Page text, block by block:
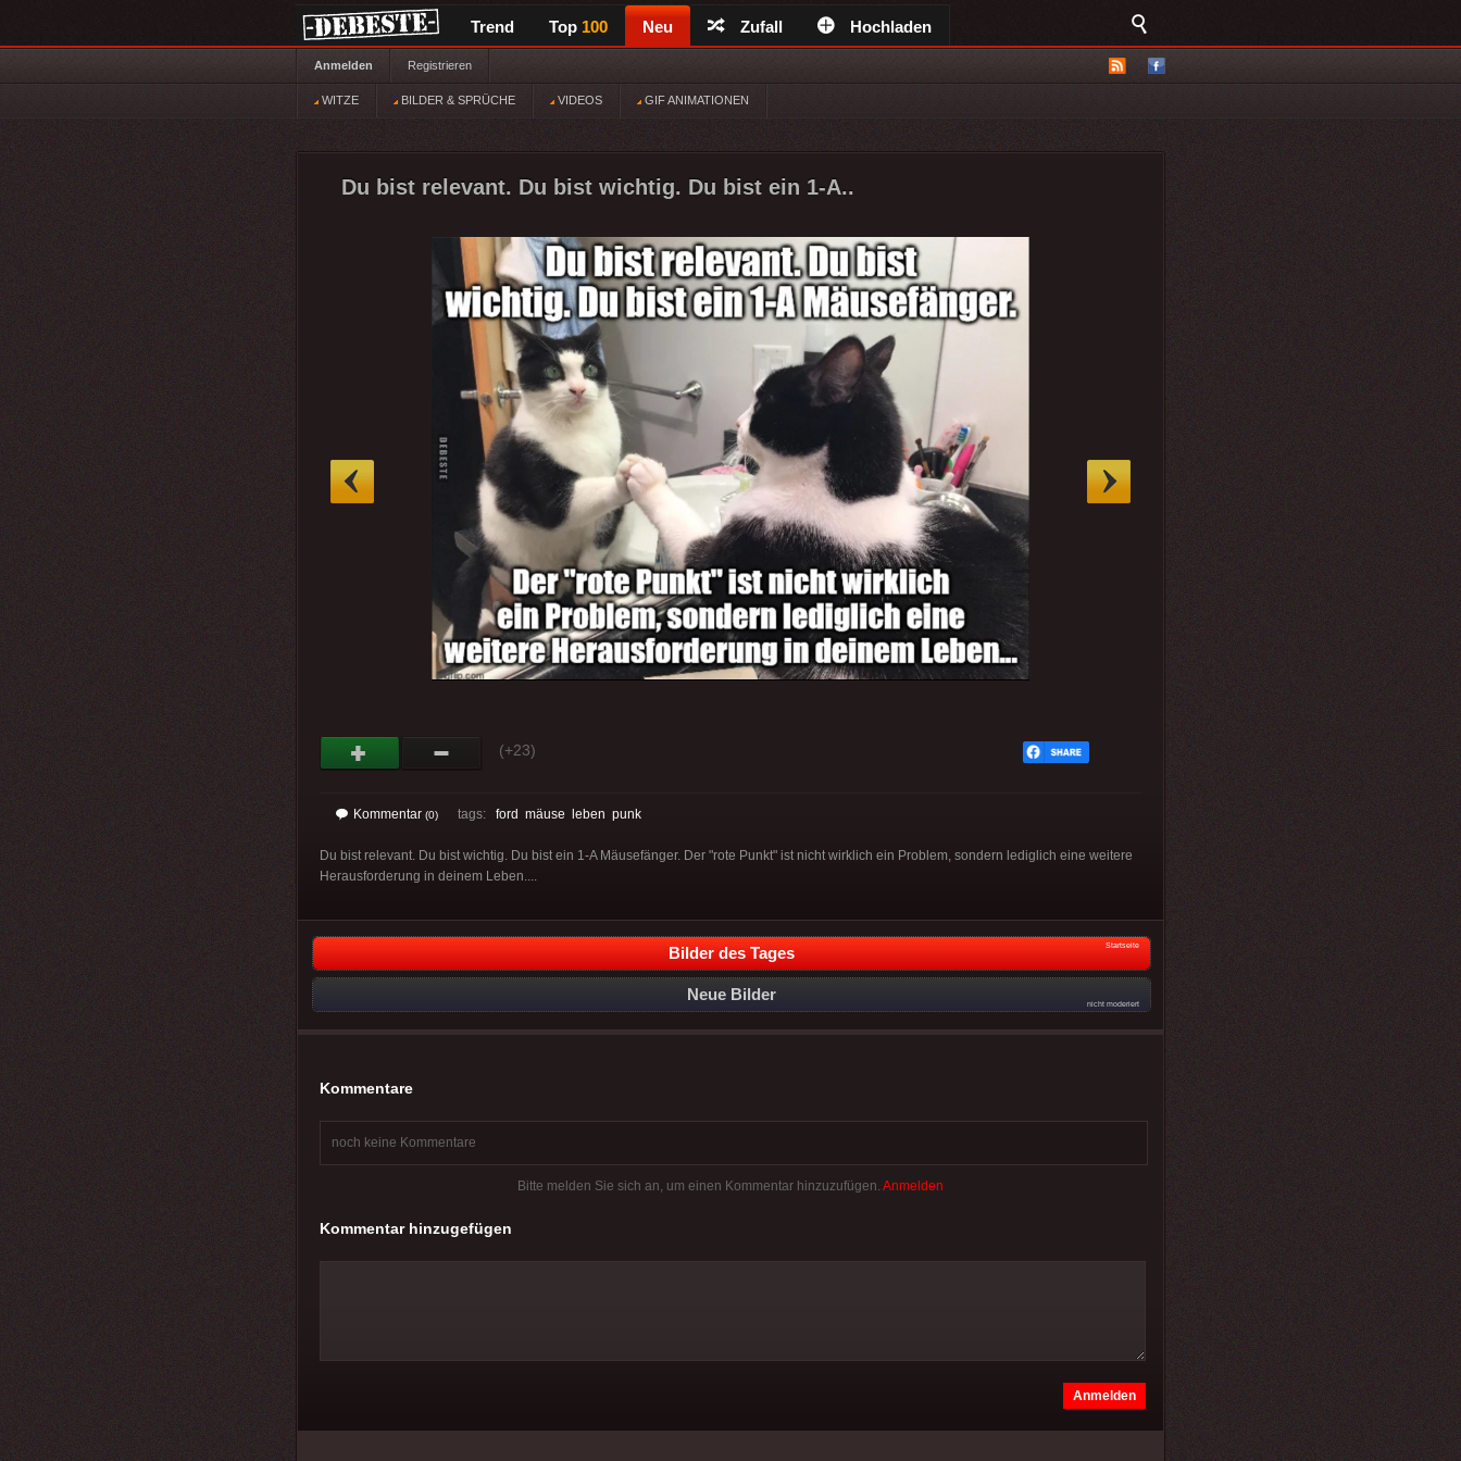
Trend Top 100 Neu Zufall Hochladen
Anmelden Registrieren
WITZE BILDER & SPRÜCHE VIDEOS GIF ANIMATIONEN
Du bist relevant. Du bist wichtig. Du bist ein 1-A..
(+23)
Kommentar (0) tags: ford mäuse leben punk
Du bist relevant. Du bist wichtig. Du bist ein 1-A Mäusefänger. Der "rote Punkt" ist nicht wirklich ein Problem, sondern lediglich eine weitere
Herausforderung in deinem Leben....
Bilder des Tages Startseite
Neue Bilder
nicht moderiert
Kommentare
noch keine Kommentare
Bitte melden Sie sich an, um einen Kommentar hinzuzufügen. Anmelden
Kommentar hinzugefügen